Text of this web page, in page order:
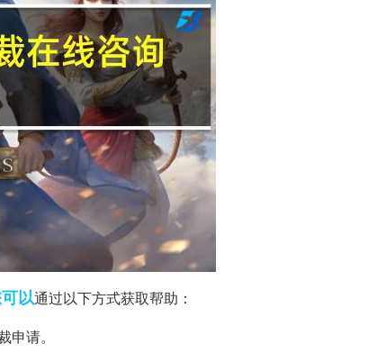
以通过以下方式获取帮助：
请。